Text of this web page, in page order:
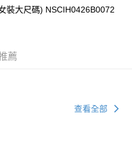
免運費
裝大尺碼) NSCIH0426B0072
薦
查看全部